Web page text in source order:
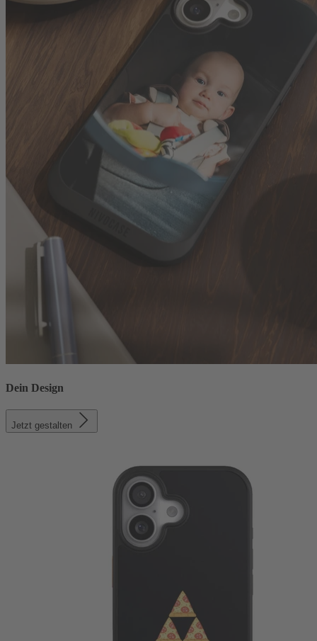
Dein Design
Jetzt gestalten